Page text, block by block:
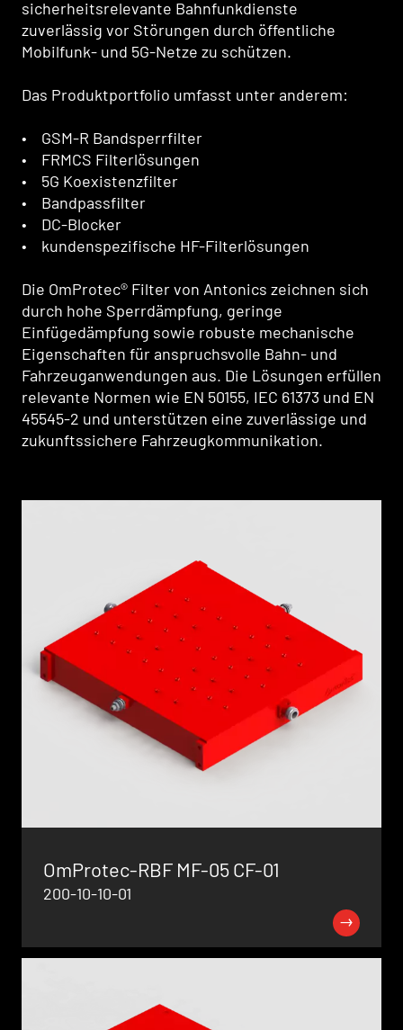
sicherheitsrelevante Bahnfunkdienste
zuverlässig vor Störungen durch öffentliche
Mobilfunk- und 5G-Netze zu schützen.
Das Produktportfolio umfasst unter anderem:
• GSM-R Bandsperrfilter
• FRMCS Filterlösungen
• 5G Koexistenzfilter
• Bandpassfilter
• DC-Blocker
• kundenspezifische HF-Filterlösungen
Die OmProtec® Filter von Antonics zeichnen sich
durch hohe Sperrdämpfung, geringe
Einfügedämpfung sowie robuste mechanische
Eigenschaften für anspruchsvolle Bahn- und
Fahrzeuganwendungen aus. Die Lösungen erfüllen
relevante Normen wie EN 50155, IEC 61373 und EN
45545-2 und unterstützen eine zuverlässige und
zukunftssichere Fahrzeugkommunikation.
OmProtec-RBF MF-05 CF-01
200-10-10-01